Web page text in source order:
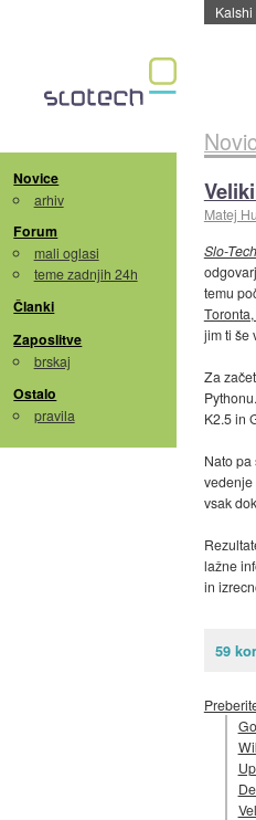
Novice
arhiv
Forum
mali oglasi
teme zadnjih 24h
Članki
Zaposlitve
brskaj
Ostalo
pravila
Matej
Slo-Tech
temu
jim ti še
Za
K2.5 in
Nato
vedenje
vsak
lažne
in
59